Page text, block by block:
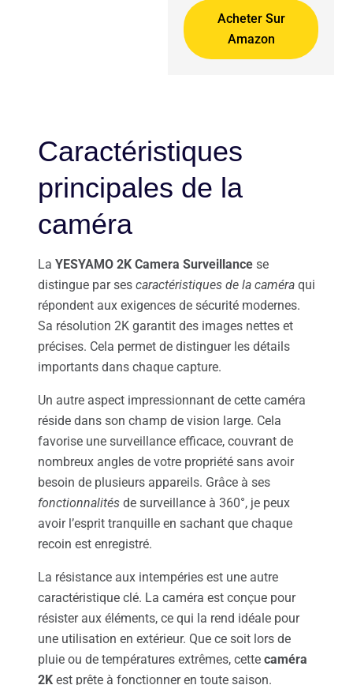
Acheter Sur
Amazon
Caractéristiques
principales de la
caméra
La YESYAMO 2K Camera Surveillance se
distingue par ses caractéristiques de la caméra qui
répondent aux exigences de sécurité modernes.
Sa résolution 2K garantit des images nettes et
précises. Cela permet de distinguer les détails
importants dans chaque capture.
Un autre aspect impressionnant de cette caméra
réside dans son champ de vision large. Cela
favorise une surveillance efficace, couvrant de
nombreux angles de votre propriété sans avoir
besoin de plusieurs appareils. Grâce à ses
fonctionnalités de surveillance à 360°, je peux
avoir l’esprit tranquille en sachant que chaque
recoin est enregistré.
La résistance aux intempéries est une autre
caractéristique clé. La caméra est conçue pour
résister aux éléments, ce qui la rend idéale pour
une utilisation en extérieur. Que ce soit lors de
pluie ou de températures extrêmes, cette caméra
2K est prête à fonctionner en toute saison.